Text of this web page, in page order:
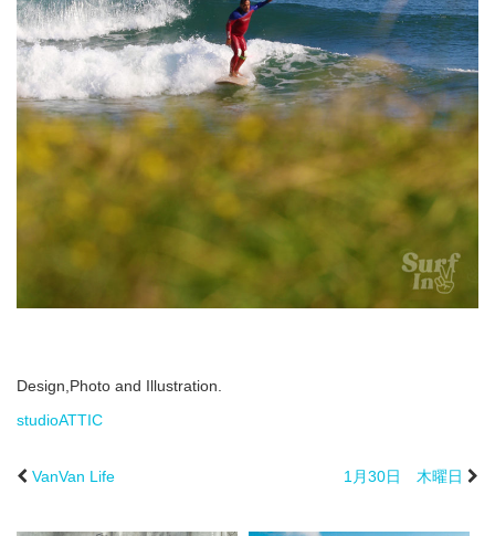
Design,Photo and Illustration.
studioATTIC
VanVan Life 1月30日 木曜日